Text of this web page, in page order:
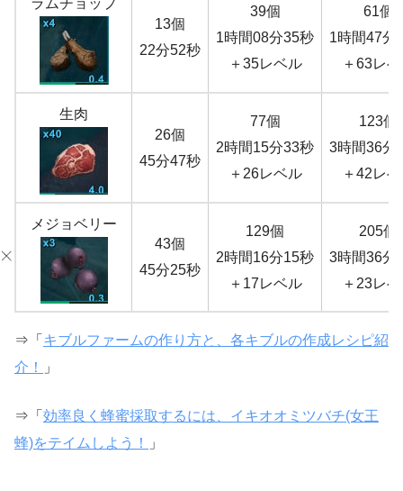
ラムチョップ
13個
22分52秒
39個
1時間08分35秒
＋35レベル
61個
1時間47分
＋63レ
生肉
26個
45分47秒
77個
2時間15分33秒
＋26レベル
123個
3時間36分
＋42レ
メジョベリー
43個
45分25秒
129個
2時間16分15秒
＋17レベル
205個
3時間36分
＋23レ
⇒「 キブルファームの作り方と、各キブルの作成レシピ紹
介！
」
⇒「 効率良く蜂蜜採取するには、イキオオミツバチ(女王
蜂)をテイムしよう！
」